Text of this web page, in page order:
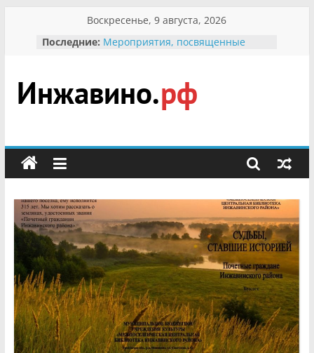
содержимому
Воскресенье, 9 августа, 2026
Последние: Мероприятия, посвященные
гражданин Инжавинского округа»
участнице Великой
Отечественной, фронтовичке
Безопасность в сети Интернет
мероприятии «Сохраним
первоцветы!»
В вольере Воронинского
заповедника родились крапчатые
суслики
Инжавино.рф
сельский
портал